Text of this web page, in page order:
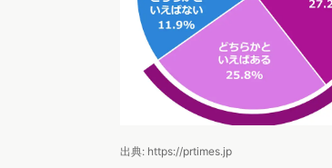
出典: https://prtimes.jp